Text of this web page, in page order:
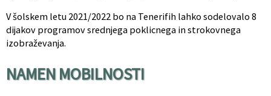
V šolskem letu 2021/2022 bo na Tenerifih lahko sodelovalo 8
dijakov programov srednjega poklicnega in strokovnega
izobraževanja.
NAMEN MOBILNOSTI